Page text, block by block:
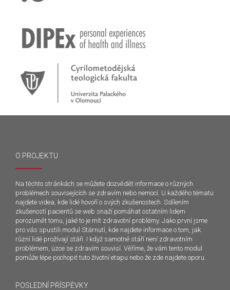
O PROJEKTU
Na těchto stránkách se můžete dozvědět informace o různých
problémech souvisejících se zdravím nebo nemocí. U každého tématu
najdete videa, kde lidé hovoří o svých zkušenostech. Sdílením
zkušeností pacientů se web snaží pomáhat ostatním lidem
porozumět tomu, jaké to je mít zdravotní problémy. Jako první jsme
pro vás spustili modul Stárnutí, kde najdete informace o tom, jak
různí lidé prožívají stáří. I když samotné stáří není zdravotním
problémem, úzce se zdravím souvisí. Věříme, že vám tento modul
pomůže lépe pochopit tuto životní etapu nebo že zde najdete oporu.
POSLEDNÍ PŘÍSPĚVKY